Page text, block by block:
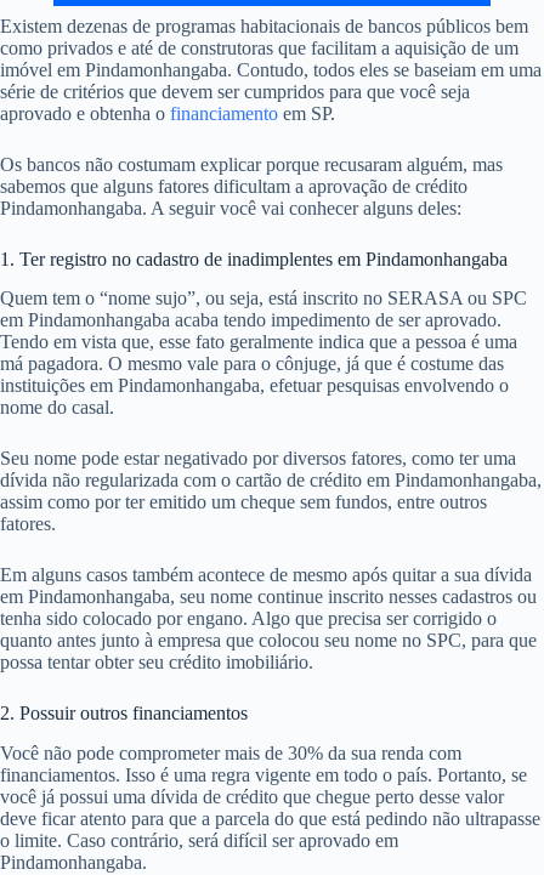
Existem dezenas de programas habitacionais de bancos públicos bem
como privados e até de construtoras que facilitam a aquisição de um
imóvel em Pindamonhangaba. Contudo, todos eles se baseiam em uma
série de critérios que devem ser cumpridos para que você seja
aprovado e obtenha o financiamento em SP.
Os bancos não costumam explicar porque recusaram alguém, mas
sabemos que alguns fatores dificultam a aprovação de crédito
Pindamonhangaba. A seguir você vai conhecer alguns deles:
1. Ter registro no cadastro de inadimplentes em Pindamonhangaba
Quem tem o “nome sujo”, ou seja, está inscrito no SERASA ou SPC
em Pindamonhangaba acaba tendo impedimento de ser aprovado.
Tendo em vista que, esse fato geralmente indica que a pessoa é uma
má pagadora. O mesmo vale para o cônjuge, já que é costume das
instituições em Pindamonhangaba, efetuar pesquisas envolvendo o
nome do casal.
Seu nome pode estar negativado por diversos fatores, como ter uma
dívida não regularizada com o cartão de crédito em Pindamonhangaba,
assim como por ter emitido um cheque sem fundos, entre outros
fatores.
Em alguns casos também acontece de mesmo após quitar a sua dívida
em Pindamonhangaba, seu nome continue inscrito nesses cadastros ou
tenha sido colocado por engano. Algo que precisa ser corrigido o
quanto antes junto à empresa que colocou seu nome no SPC, para que
possa tentar obter seu crédito imobiliário.
2. Possuir outros financiamentos
Você não pode comprometer mais de 30% da sua renda com
financiamentos. Isso é uma regra vigente em todo o país. Portanto, se
você já possui uma dívida de crédito que chegue perto desse valor
deve ficar atento para que a parcela do que está pedindo não ultrapasse
o limite. Caso contrário, será difícil ser aprovado em
Pindamonhangaba.